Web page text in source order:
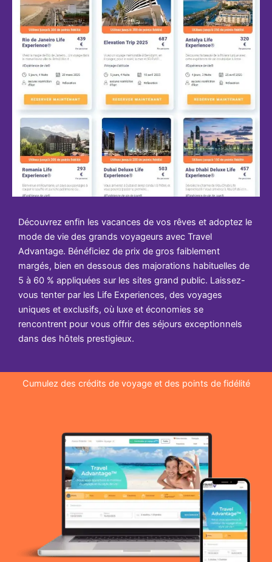
Découvrez enfin les vacances de vos rêves et adoptez le
mode de vie des grands voyageurs avec Travel
Advantage. Bénéficiez de prix de gros faiblement
margés, bien en dessous des majorations habituelles de
5 à 60 % appliquées sur les sites grand public. Laissez-
vous tenter par les Life Experiences, des voyages
uniques et exclusifs, où luxe et économies se
rencontrent pour vous offrir des séjours exceptionnels
dans des hôtels prestigieux.
Cumulez des crédits de voyage et des points de fidélité